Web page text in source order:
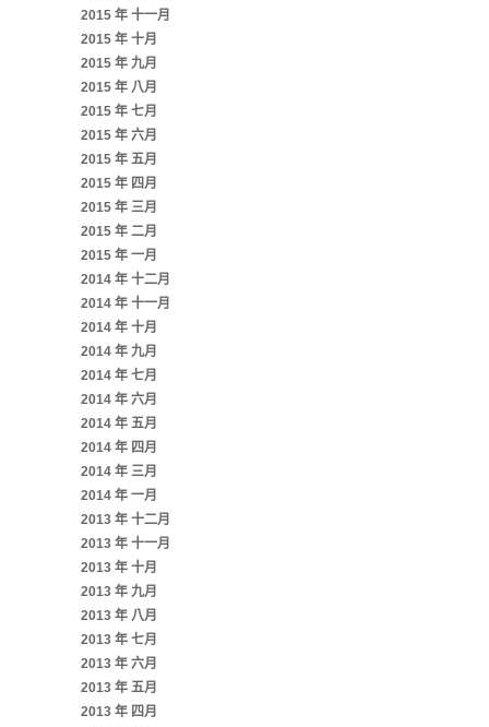
2015 年 十一月
2015 年 十月
2015 年 九月
2015 年 八月
2015 年 七月
2015 年 六月
2015 年 五月
2015 年 四月
2015 年 三月
2015 年 二月
2015 年 一月
2014 年 十二月
2014 年 十一月
2014 年 十月
2014 年 九月
2014 年 七月
2014 年 六月
2014 年 五月
2014 年 四月
2014 年 三月
2014 年 一月
2013 年 十二月
2013 年 十一月
2013 年 十月
2013 年 九月
2013 年 八月
2013 年 七月
2013 年 六月
2013 年 五月
2013 年 四月